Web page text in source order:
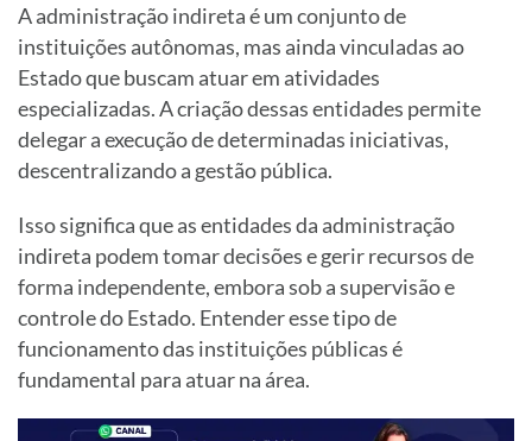
A administração indireta é um conjunto de
instituições autônomas, mas ainda vinculadas ao
Estado que buscam atuar em atividades
especializadas. A criação dessas entidades permite
delegar a execução de determinadas iniciativas,
descentralizando a gestão pública.
Isso significa que as entidades da administração
indireta podem tomar decisões e gerir recursos de
forma independente, embora sob a supervisão e
controle do Estado. Entender esse tipo de
funcionamento das instituições públicas é
fundamental para atuar na área.